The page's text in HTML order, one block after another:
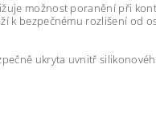
možnost poranění při
k bezpečnému rozlišení od
ukryta uvnitř